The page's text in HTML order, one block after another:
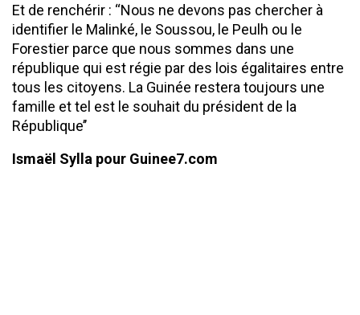
Et de renchérir : ‘‘Nous ne devons pas chercher à
identifier le Malinké, le Soussou, le Peulh ou le
Forestier parce que nous sommes dans une
république qui est régie par des lois égalitaires entre
tous les citoyens. La Guinée restera toujours une
famille et tel est le souhait du président de la
République’’
Ismaël Sylla pour Guinee7.com